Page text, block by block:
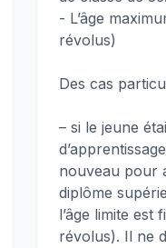
- L’âge
révolus)
Des cas
– si le jeune
nouveau pour
diplôme
l’âge limite est
révolus). Il ne